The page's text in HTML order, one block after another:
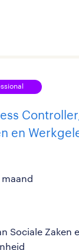
en
Sociale Zaken